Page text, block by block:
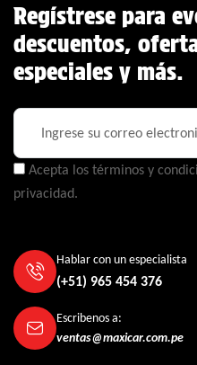
Regístrese para
descuentos,
especiales y más.
Acepta los términos y
privacidad.
Hablar con un especialista
(+51) 965 454 376
Escribenos a:
ventas@maxicar.com.pe